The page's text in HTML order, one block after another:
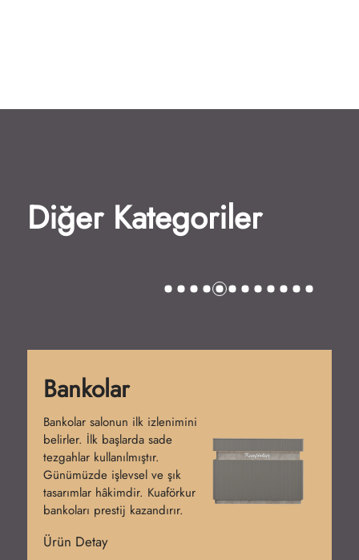
Diğer Kategoriler
Bankolar
Bankolar salonun ilk izlenimini
belirler. İlk başlarda sade
tezgahlar kullanılmıştır.
Günümüzde işlevsel ve şık
tasarımlar hâkimdir. Kuaförkur
bankoları prestij kazandırır.
Ürün Detay